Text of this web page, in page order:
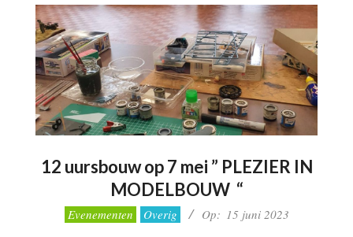
12 uursbouw op 7 mei ” PLEZIER IN
MODELBOUW “
2023-Evenementen Overig Op: 15 juni 2023